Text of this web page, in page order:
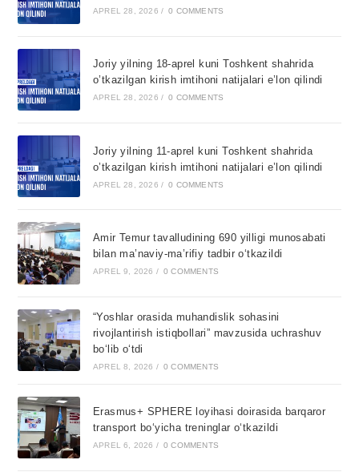
APREL 28, 2026 / 0 COMMENTS
Joriy yilning 18-aprel kuni Toshkent shahrida
o’tkazilgan kirish imtihoni natijalari e’lon qilindi
APREL 28, 2026 / 0 COMMENTS
Joriy yilning 11-aprel kuni Toshkent shahrida
o’tkazilgan kirish imtihoni natijalari e’lon qilindi
APREL 28, 2026 / 0 COMMENTS
Amir Temur tavalludining 690 yilligi munosabati
bilan ma’naviy-ma’rifiy tadbir o‘tkazildi
APREL 9, 2026 / 0 COMMENTS
“Yoshlar orasida muhandislik sohasini
rivojlantirish istiqbollari” mavzusida uchrashuv
bo‘lib o‘tdi
APREL 8, 2026 / 0 COMMENTS
Erasmus+ SPHERE loyihasi doirasida barqaror
transport bo‘yicha treninglar o‘tkazildi
APREL 6, 2026 / 0 COMMENTS